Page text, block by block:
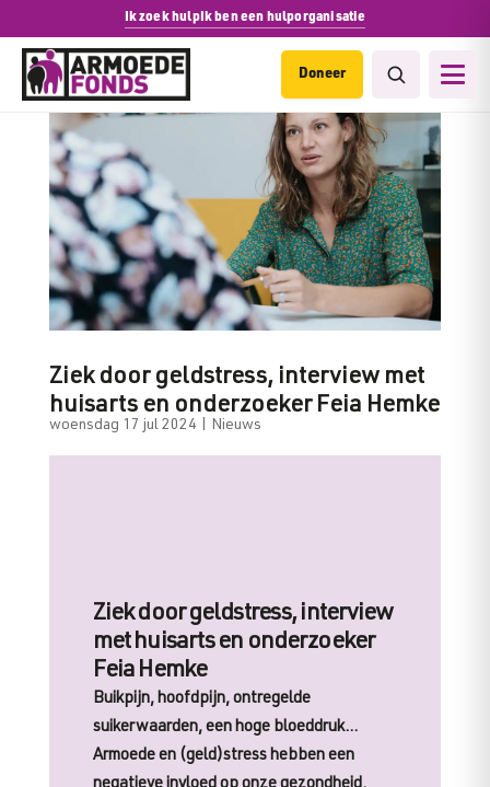
Ik zoek hulpIk ben een hulporganisatie
Doneer
Ziek door geldstress, interview met
huisarts en onderzoeker Feia Hemke
woensdag 17 jul 2024 Nieuws
Ziek door geldstress, interview
met huisarts en onderzoeker
Feia Hemke
Buikpijn, hoofdpijn, ontregelde
suikerwaarden, een hoge bloeddruk…
Armoede en (geld)stress hebben een